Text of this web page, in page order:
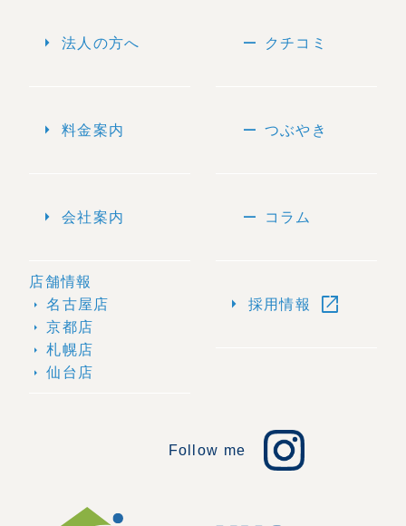
arrow_right 法人の方へ
arrow_right 料金案内
arrow_right 会社案内
店舗情報
arrow_right 名古屋店
arrow_right 京都店
arrow_right 札幌店
arrow_right 仙台店
remove クチコミ
remove つぶやき
remove コラム
arrow_right 採用情報 open_in_new
Follow me